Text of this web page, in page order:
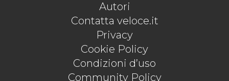
Autori
Contatta veloce.it
Privacy
Cookie Policy
Condizioni d’uso
Community Policy